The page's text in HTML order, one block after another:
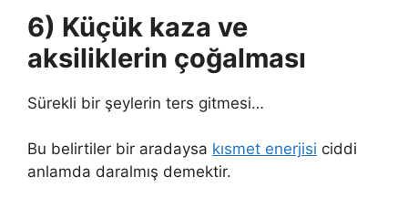
6) Küçük kaza ve
aksiliklerin çoğalması
Sürekli bir şeylerin ters gitmesi…
Bu belirtiler bir aradaysa kısmet enerjisi ciddi
anlamda daralmış demektir.